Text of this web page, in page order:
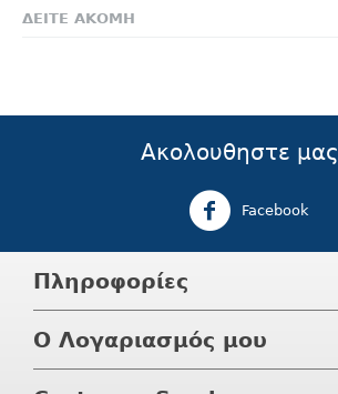
ΔΕΙΤΕ ΑΚΟΜΗ
Ακολουθηστε μας
Facebook
Πληροφορίες
Ο Λογαριασμός μου